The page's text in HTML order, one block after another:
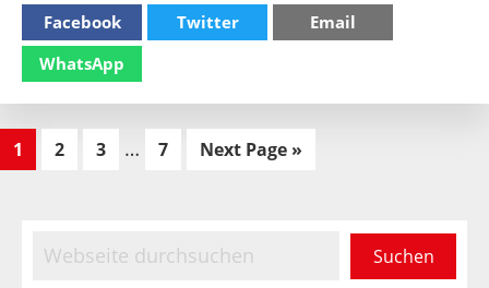
Facebook Twitter
Email
WhatsApp
Seite
1 Seite
2 Seite
3
Interim
… Seite
7
Go
Next Page »
Haupt-
Webseite
durchsuchen